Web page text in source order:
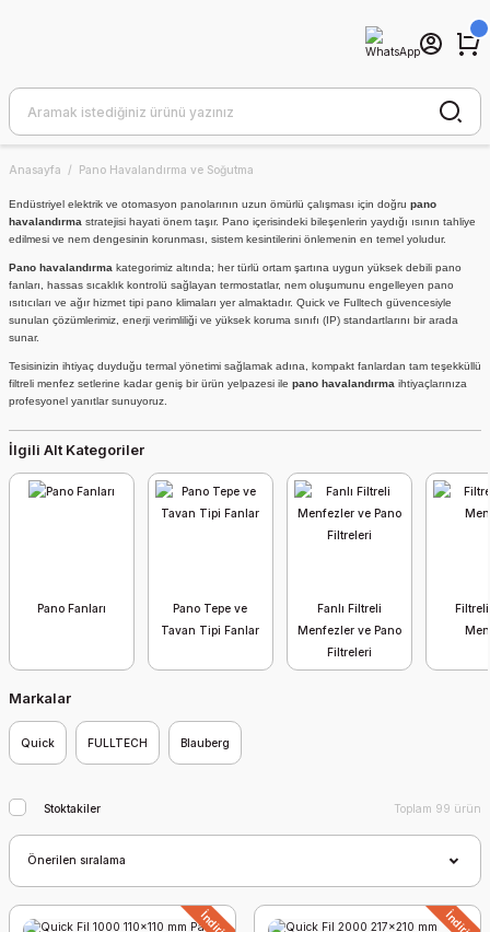
Anasayfa Pano Havalandırma ve Soğutma
Endüstriyel elektrik ve otomasyon panolarının uzun ömürlü çalışması için doğru pano
havalandırma stratejisi hayati önem taşır. Pano içerisindeki bileşenlerin yaydığı ısının tahliye
edilmesi ve nem dengesinin korunması, sistem kesintilerini önlemenin en temel yoludur.
Pano havalandırma kategorimiz altında; her türlü ortam şartına uygun yüksek debili pano
fanları, hassas sıcaklık kontrolü sağlayan termostatlar, nem oluşumunu engelleyen pano
ısıtıcıları ve ağır hizmet tipi pano klimaları yer almaktadır. Quick ve Fulltech güvencesiyle
sunulan çözümlerimiz, enerji verimliliği ve yüksek koruma sınıfı (IP) standartlarını bir arada
sunar.
Tesisinizin ihtiyaç duyduğu termal yönetimi sağlamak adına, kompakt fanlardan tam teşekküllü
filtreli menfez setlerine kadar geniş bir ürün yelpazesi ile pano havalandırma ihtiyaçlarınıza
profesyonel yanıtlar sunuyoruz.
İlgili Alt Kategoriler
Pano Fanları
Pano Tepe ve
Tavan Tipi Fanlar
Fanlı Filtreli
Menfezler ve Pano
Filtreleri
Markalar
Quick FULLTECH Blauberg
Stoktakiler Toplam 99 ürün